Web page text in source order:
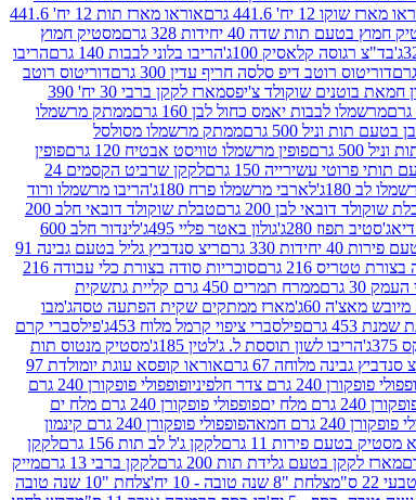
מארז שוקו 12 יח' 441.6 גרם
אוראו מארז תות 12 יח' 441.6
חמוץ בטעם תות שדה 40 יחידות 328 גרם
מסטיק חמוץ
בד"צ רגוסה קלאסיק 100ג' הריבו בלוני לבבות 140 גרם
הריבו
דוריטוס רוטב דיפ סלסה חריף עדין 300 גרם
דוריטוס רוטב
חמאת בוטנים שוקולד צ'יפס
מארז לקקן ברבי 30 יח' 390
מרשמלו לבבות יאמס כחול לבן 160 גרם
ממתק מרשמלו
ממתק מרשמלו מסולסל
פופין מרשמלו טוויסט אבטיח 120 גרם
פופין
פרוטי עשירייה 150 גרם
לקקן שרביט הקסמים 24
לב 180ג' לארבי מרשמלו פרח 180ג'
הריבו מרשמלו ורוד
שוקולד דובאי לבן 200 גרם
טבלת שוקולד דובאי חלב 200
תפוז 280ג' גולון באטר פליי 495ג'
לינדור חלב 600
יחידות 330 גרם
ריצ סנדביץ גליל בטעם גבינה 91
טטריס 216 גרם
סוכריות סודה בצורת כלי עבודה 216
30 גרם ממרח תמרים 450 גרם קליית גת
שקית
מאצ'ה 60ג' מארז ממתקים שקית הפתעה טסהג'מבו
453 גרם פילסברי ציפוי קרמל מלוח 453ג'
פילסברי קרם
הריבו לשון תוססת ל. ג'לטין 185ג'
מסטיק מנטוס תות
סנדביץ גבינה מלוחה 67 גרם
אוראו קופסא עוגת יומולדת 97
פופקורן 240 גרם צדר חלפיניו
פופפולי פופקורן 240 גרם
גרם מלח ים
פופפולי פופקורן 240 גרם מלח ים
240 גרם חמאה
פופפולי פופקורן 240 גרם קינמון
בטעם פירות 11 גרם לקקן ג'ל לב תות 156 גרם
לקקן
מארז לקקן בטעם גלידת תות 200 גרם לקקן ברבי 13 גרם
מייק
ס"מ צלחת "8 שנה טובה - 10 יח'
צלחת "10 שנה טובה